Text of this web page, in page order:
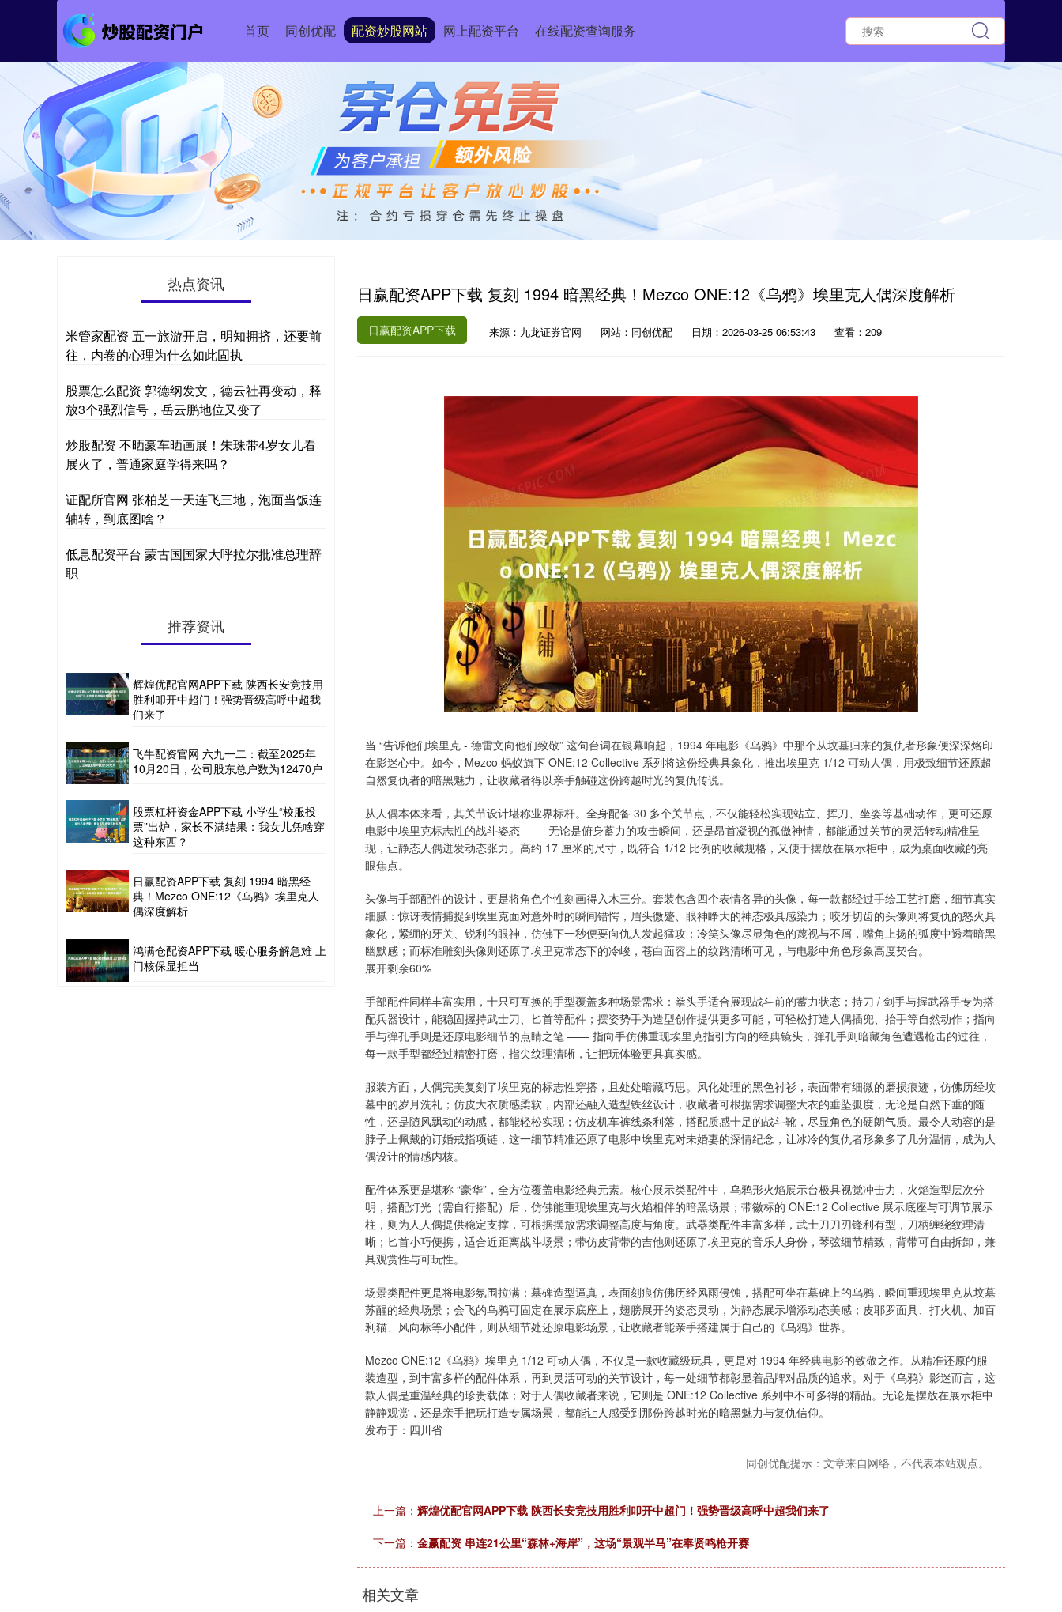
首页 同创优配 配资炒股网站 网上配资平台 在线配资查询服务
日赢配资APP下载 复刻 1994 暗黑经典！Mezco ONE:12《乌鸦》埃里克人偶深度解析
日赢配资APP下载 来源：九龙证券官网 网站：同创优配 日期：2026-03-25 06:53:43 查看：209
当 “告诉他们埃里克 - 德雷文向他们致敬” 这句台词在银幕响起，1994 年电影《乌鸦》中那个从坟墓归来的复仇者形象便深深烙印
在影迷心中。如今，Mezco 蚂蚁旗下 ONE:12 Collective 系列将这份经典具象化，推出埃里克 1/12 可动人偶，用极致细节还原超
自然复仇者的暗黑魅力，让收藏者得以亲手触碰这份跨越时光的复仇传说。
从人偶本体来看，其关节设计堪称业界标杆。全身配备 30 多个关节点，不仅能轻松实现站立、挥刀、坐姿等基础动作，更可还原
电影中埃里克标志性的战斗姿态 —— 无论是俯身蓄力的攻击瞬间，还是昂首凝视的孤傲神情，都能通过关节的灵活转动精准呈
现，让静态人偶迸发动态张力。高约 17 厘米的尺寸，既符合 1/12 比例的收藏规格，又便于摆放在展示柜中，成为桌面收藏的亮
眼焦点。
头像与手部配件的设计，更是将角色个性刻画得入木三分。套装包含四个表情各异的头像，每一款都经过手绘工艺打磨，细节真实
细腻：惊讶表情捕捉到埃里克面对意外时的瞬间错愕，眉头微蹙、眼神睁大的神态极具感染力；咬牙切齿的头像则将复仇的怒火具
象化，紧绷的牙关、锐利的眼神，仿佛下一秒便要向仇人发起猛攻；冷笑头像尽显角色的蔑视与不屑，嘴角上扬的弧度中透着暗黑
幽默感；而标准雕刻头像则还原了埃里克常态下的冷峻，苍白面容上的纹路清晰可见，与电影中角色形象高度契合。
展开剩余60%
手部配件同样丰富实用，十只可互换的手型覆盖多种场景需求：拳头手适合展现战斗前的蓄力状态；持刀 / 剑手与握武器手专为搭
配兵器设计，能稳固握持武士刀、匕首等配件；摆姿势手为造型创作提供更多可能，可轻松打造人偶插兜、抬手等自然动作；指向
手与弹孔手则是还原电影细节的点睛之笔 —— 指向手仿佛重现埃里克指引方向的经典镜头，弹孔手则暗藏角色遭遇枪击的过往，
每一款手型都经过精密打磨，指尖纹理清晰，让把玩体验更具真实感。
服装方面，人偶完美复刻了埃里克的标志性穿搭，且处处暗藏巧思。风化处理的黑色衬衫，表面带有细微的磨损痕迹，仿佛历经坟
墓中的岁月洗礼；仿皮大衣质感柔软，内部还融入造型铁丝设计，收藏者可根据需求调整大衣的垂坠弧度，无论是自然下垂的随
性，还是随风飘动的动感，都能轻松实现；仿皮机车裤线条利落，搭配质感十足的战斗靴，尽显角色的硬朗气质。最令人动容的是
脖子上佩戴的订婚戒指项链，这一细节精准还原了电影中埃里克对未婚妻的深情纪念，让冰冷的复仇者形象多了几分温情，成为人
偶设计的情感内核。
配件体系更是堪称 “豪华”，全方位覆盖电影经典元素。核心展示类配件中，乌鸦形火焰展示台极具视觉冲击力，火焰造型层次分
明，搭配灯光（需自行搭配）后，仿佛能重现埃里克与火焰相伴的暗黑场景；带徽标的 ONE:12 Collective 展示底座与可调节展示
柱，则为人人偶提供稳定支撑，可根据摆放需求调整高度与角度。武器类配件丰富多样，武士刀刀刃锋利有型，刀柄缠绕纹理清
晰；匕首小巧便携，适合近距离战斗场景；带仿皮背带的吉他则还原了埃里克的音乐人身份，琴弦细节精致，背带可自由拆卸，兼
具观赏性与可玩性。
场景类配件更是将电影氛围拉满：墓碑造型逼真，表面刻痕仿佛历经风雨侵蚀，搭配可坐在墓碑上的乌鸦，瞬间重现埃里克从坟墓
苏醒的经典场景；会飞的乌鸦可固定在展示底座上，翅膀展开的姿态灵动，为静态展示增添动态美感；皮耶罗面具、打火机、加百
利猫、风向标等小配件，则从细节处还原电影场景，让收藏者能亲手搭建属于自己的《乌鸦》世界。
Mezco ONE:12《乌鸦》埃里克 1/12 可动人偶，不仅是一款收藏级玩具，更是对 1994 年经典电影的致敬之作。从精准还原的服
装造型，到丰富多样的配件体系，再到灵活可动的关节设计，每一处细节都彰显着品牌对品质的追求。对于《乌鸦》影迷而言，这
款人偶是重温经典的珍贵载体；对于人偶收藏者来说，它则是 ONE:12 Collective 系列中不可多得的精品。无论是摆放在展示柜中
静静观赏，还是亲手把玩打造专属场景，都能让人感受到那份跨越时光的暗黑魅力与复仇信仰。
发布于：四川省
同创优配提示：文章来自网络，不代表本站观点。
上一篇： 辉煌优配官网APP下载 陕西长安竞技用胜利叩开中超门！强势晋级高呼中超我们来了
下一篇： 金赢配资 串连21公里“森林+海岸”，这场“景观半马”在奉贤鸣枪开赛
相关文章
热点资讯
米管家配资 五一旅游开启，明知拥挤，还要前
往，内卷的心理为什么如此固执
股票怎么配资 郭德纲发文，德云社再变动，释
放3个强烈信号，岳云鹏地位又变了
炒股配资 不晒豪车晒画展！朱珠带4岁女儿看
展火了，普通家庭学得来吗？
证配所官网 张柏芝一天连飞三地，泡面当饭连
轴转，到底图啥？
低息配资平台 蒙古国国家大呼拉尔批准总理辞
职
推荐资讯
辉煌优配官网APP下载 陕西长安竞技用
胜利叩开中超门！强势晋级高呼中超我
们来了
飞牛配资官网 六九一二：截至2025年
10月20日，公司股东总户数为12470户
股票杠杆资金APP下载 小学生“校服投
票”出炉，家长不满结果：我女儿凭啥穿
这种东西？
日赢配资APP下载 复刻 1994 暗黑经
典！Mezco ONE:12《乌鸦》埃里克人
偶深度解析
鸿满仓配资APP下载 暖心服务解急难 上
门核保显担当